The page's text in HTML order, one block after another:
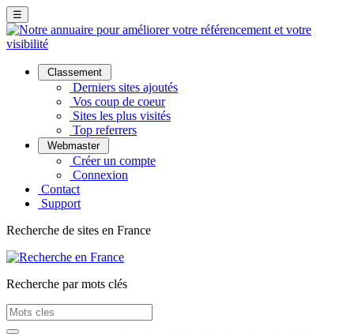
☰
Classement
Derniers sites ajoutés
Vos coup de coeur
Sites les plus visités
Top referrers
Webmaster
Créer un compte
Connexion
Contact
Support
Recherche de sites en France
Recherche par mots clés